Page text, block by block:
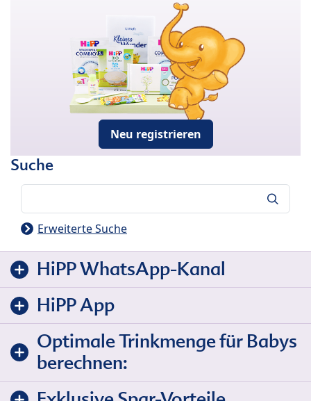
Neu registrieren
Suche
Erweiterte Suche
HiPP WhatsApp-Kanal
HiPP App
Optimale Trinkmenge für Babys
berechnen: